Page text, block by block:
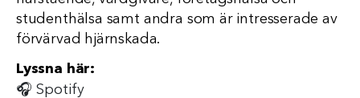
studenthälsa samt andra som är intresserade av
förvärvad hjärnskada.
Lyssna här:
🎧 Spotify